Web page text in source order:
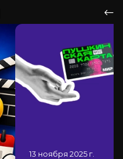
13 ноября 2025 г.